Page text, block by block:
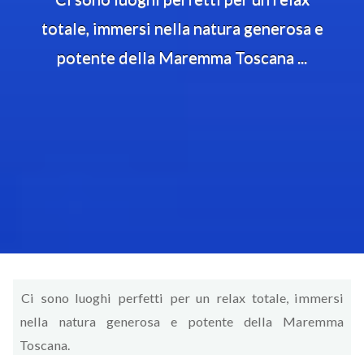
totale, immersi nella natura generosa e
potente della Maremma Toscana ...
Ci sono luoghi perfetti per un relax totale, immersi
nella natura generosa e potente della Maremma
Toscana.